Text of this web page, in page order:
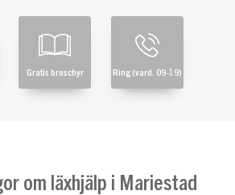
Gratis broschyr Ring (vard. 09-19)
om läxhjälp i Mariestad